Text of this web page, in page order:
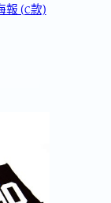
報 (C款)